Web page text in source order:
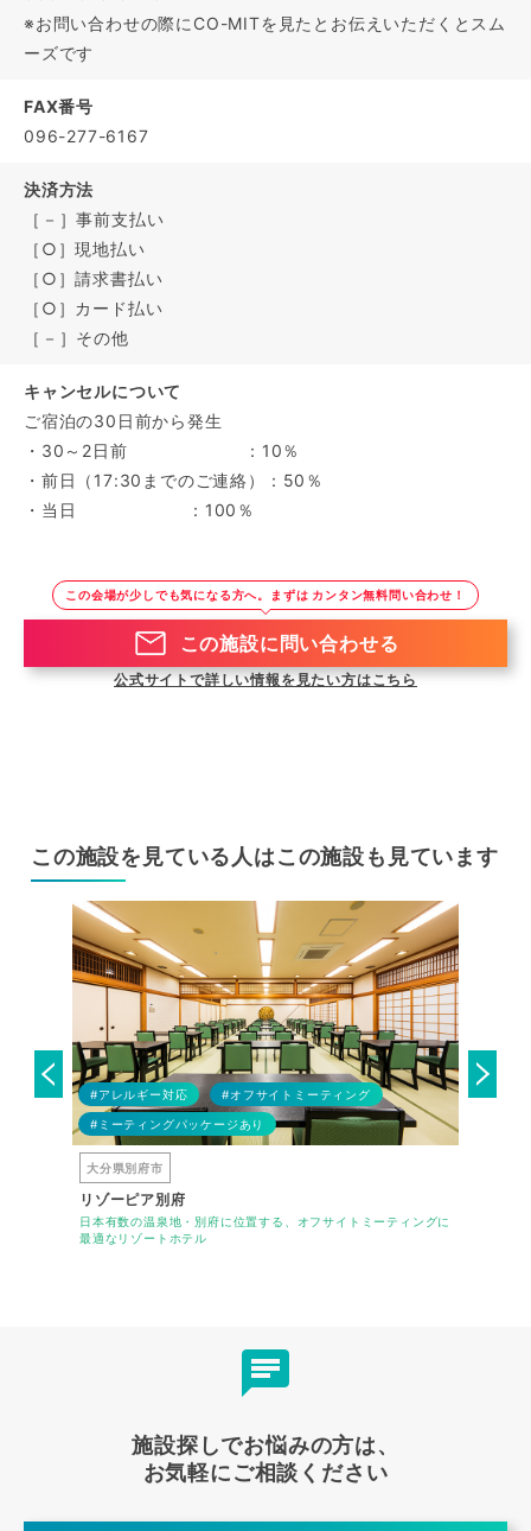
※お問い合わせの際にCO-MITを見たとお伝えいただくとスム
ーズです
FAX番号
096-277-6167
決済方法
［－］事前支払い
［○］現地払い
［○］請求書払い
［○］カード払い
［－］その他
キャンセルについて
ご宿泊の30日前から発生
・30～2日前 ：10％
・前日（17:30までのご連絡）：50％
・当日 ：100％
この会場が少しでも気になる方へ。まずは カンタン無料問い合わせ！
この施設に問い合わせる
公式サイトで詳しい情報を見たい方はこちら
この施設を見ている人はこの施設も見ています
#アレルギー対応 #オフサイトミーティング
#ミーティングパッケージあり
大分県別府市
リゾーピア別府
日本有数の温泉地・別府に位置する、オフサイトミーティングに
最適なリゾートホテル
施設探しでお悩みの方は、
お気軽にご相談ください